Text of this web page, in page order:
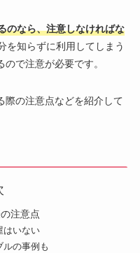
のなら、注意しなければな
を知らずに利用してしまう
で注意が必要です。
際の注意点などを紹介して
注意点
はいない
ルの事例も